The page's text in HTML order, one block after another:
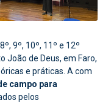
9º, 10º, 11º e 12º
João de Deus, em Faro,
e práticas. A com
campo para
pelos